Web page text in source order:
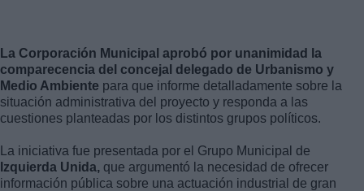
La Corporación Municipal aprobó por unanimidad la
comparecencia del concejal delegado de Urbanismo y
Medio Ambiente para que informe detalladamente sobre la
situación administrativa del proyecto y responda a las
cuestiones planteadas por los distintos grupos políticos.
La iniciativa fue presentada por el Grupo Municipal de
Izquierda Unida, que argumentó la necesidad de ofrecer
información pública sobre una actuación industrial de gran